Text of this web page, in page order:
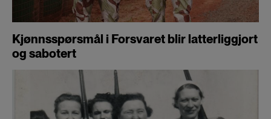
Kjønnsspørsmål i Forsvaret blir latterliggjort
og sabotert